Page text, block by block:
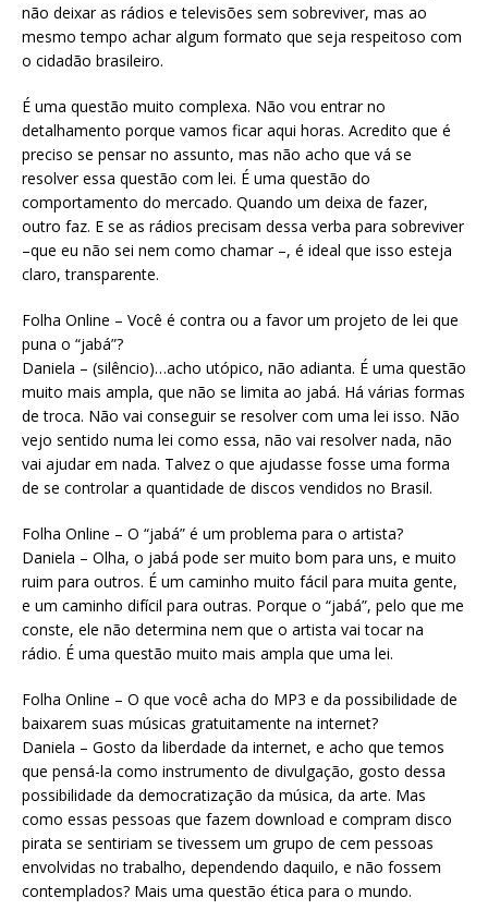
não deixar as rádios e televisões sem sobreviver, mas ao
mesmo tempo achar algum formato que seja respeitoso com
o cidadão brasileiro.
É uma questão muito complexa. Não vou entrar no
detalhamento porque vamos ficar aqui horas. Acredito que é
preciso se pensar no assunto, mas não acho que vá se
resolver essa questão com lei. É uma questão do
comportamento do mercado. Quando um deixa de fazer,
outro faz. E se as rádios precisam dessa verba para sobreviver
–que eu não sei nem como chamar –, é ideal que isso esteja
claro, transparente.
Folha Online – Você é contra ou a favor um projeto de lei que
puna o “jabá”?
Daniela – (silêncio)…acho utópico, não adianta. É uma questão
muito mais ampla, que não se limita ao jabá. Há várias formas
de troca. Não vai conseguir se resolver com uma lei isso. Não
vejo sentido numa lei como essa, não vai resolver nada, não
vai ajudar em nada. Talvez o que ajudasse fosse uma forma
de se controlar a quantidade de discos vendidos no Brasil.
Folha Online – O “jabá” é um problema para o artista?
Daniela – Olha, o jabá pode ser muito bom para uns, e muito
ruim para outros. É um caminho muito fácil para muita gente,
e um caminho difícil para outras. Porque o “jabá”, pelo que me
conste, ele não determina nem que o artista vai tocar na
rádio. É uma questão muito mais ampla que uma lei.
Folha Online – O que você acha do MP3 e da possibilidade de
baixarem suas músicas gratuitamente na internet?
Daniela – Gosto da liberdade da internet, e acho que temos
que pensá-la como instrumento de divulgação, gosto dessa
possibilidade da democratização da música, da arte. Mas
como essas pessoas que fazem download e compram disco
pirata se sentiriam se tivessem um grupo de cem pessoas
envolvidas no trabalho, dependendo daquilo, e não fossem
contemplados? Mais uma questão ética para o mundo.